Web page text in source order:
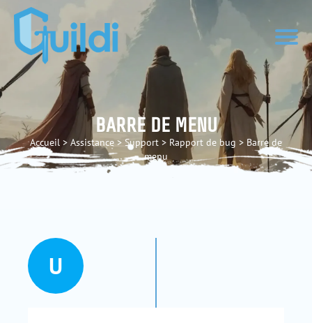
BARRE DE MENU
Accueil > Assistance > Support > Rapport de bug > Barre de
menu
U